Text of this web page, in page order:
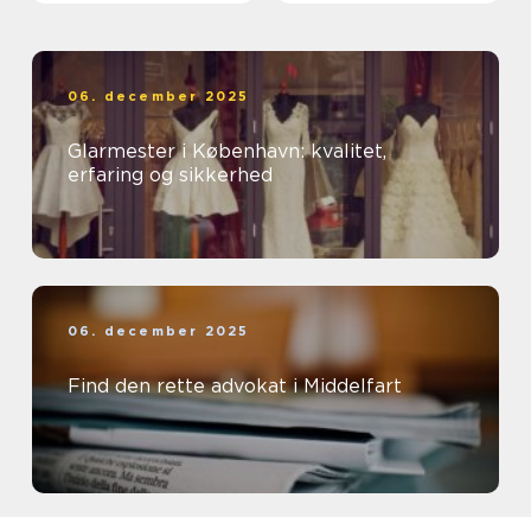
06. december 2025
Glarmester i København: kvalitet,
erfaring og sikkerhed
06. december 2025
Find den rette advokat i Middelfart